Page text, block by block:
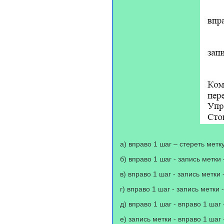
а) вправо 1 шаг – стереть
б) вправо 1 шаг - запись
в) вправо 1 шаг - запись
г) вправо 1 шаг - запись метки
д) вправо 1 шаг - вправо 1 шаг
е) запись метки - вправо 1